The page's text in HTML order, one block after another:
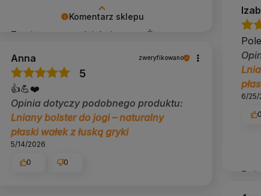
Komentarz sklepu
Z całego serca dziękujemy 🌿 Życzymy
6/25/
0
Anna zweryfikowano
5
👍️💪❤️
Opinia dotyczy podobnego produktu:
Lniany bolster do jogi – naturalny
płaski wałek z łuską gryki
5/14/2026
0 0